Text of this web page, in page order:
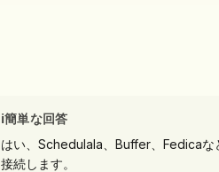
ℹ️簡単な回答
はい、Schedulala、Buffer、Fedicaな
接続します。